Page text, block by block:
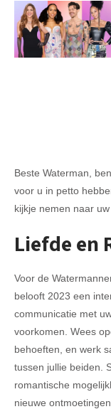
Beste Waterman,
voor u in petto
kijkje nemen naar
Liefde en
Voor de
belooft 2023 een
communicatie met
voorkomen. Wees
behoeften, en werk
tussen jullie beiden.
romantische
nieuwe ontmoetingen.